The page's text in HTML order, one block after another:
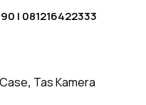
| 081216422333
, Tas Kamera